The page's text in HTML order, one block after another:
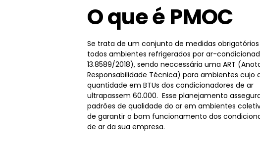
O que é PMOC
Se trata de um conjunto de medidas
todos ambientes refrigerados por ar-
13.8589/2018), sendo neccessária uma ART
Responsabilidade Técnica) para ambientes cujo
quantidade em BTUs dos condicionadores de ar
ultrapassem 60.000. Esse planejamento
padrões de qualidade do ar em ambientes
de garantir o bom funcionamento dos
de ar da sua empresa.